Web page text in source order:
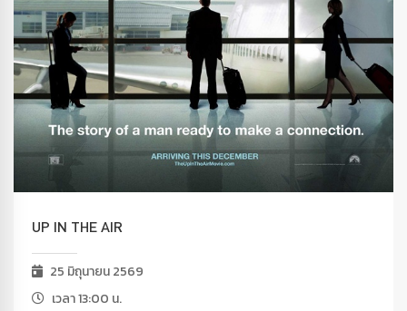
UP IN THE AIR
25 มิถุนายน 2569
เวลา 13:00 น.